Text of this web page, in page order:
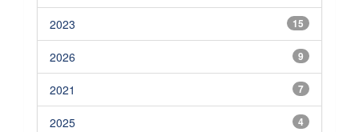
15
2023
9
2026
7
2021
4
2025